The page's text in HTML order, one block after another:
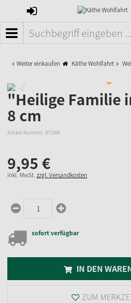
ANMELDEN
MENÜ
Weiter einkaufen Käthe Wohlfahrt
"Heilige Familie
8 cm
Artikel-Nummer: 873366
9,95 €
inkl. MwSt. zzgl. Versandkosten
sofort verfügbar
IN DEN
ZUM